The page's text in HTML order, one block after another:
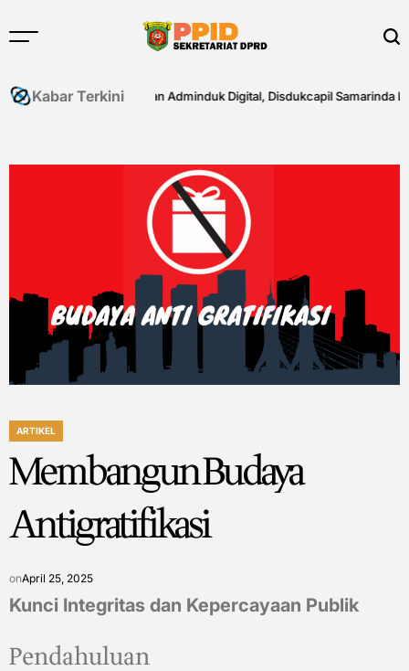
to
Kabar Terkini
Fasilitasi Layanan Adminduk Digital, Disdukcapil Samarinda Lakukan
POSTED
ARTIKEL
Membangun Budaya
Antigratifikasi
onApril 25, 2025
Kunci Integritas dan Kepercayaan Publik
Pendahuluan